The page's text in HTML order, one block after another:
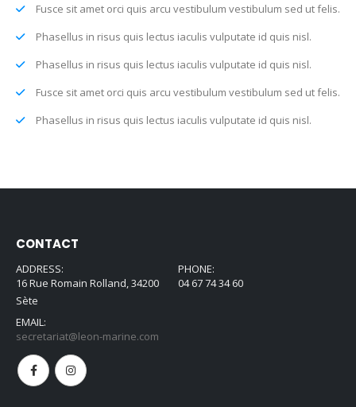
Fusce sit amet orci quis arcu vestibulum vestibulum sed ut felis.
Phasellus in risus quis lectus iaculis vulputate id quis nisl.
Phasellus in risus quis lectus iaculis vulputate id quis nisl.
Fusce sit amet orci quis arcu vestibulum vestibulum sed ut felis.
Phasellus in risus quis lectus iaculis vulputate id quis nisl.
CONTACT
ADDRESS:
16 Rue Romain Rolland, 34200
Sète
PHONE:
04 67 74 34 60
EMAIL:
secretariat@leon-marine.com